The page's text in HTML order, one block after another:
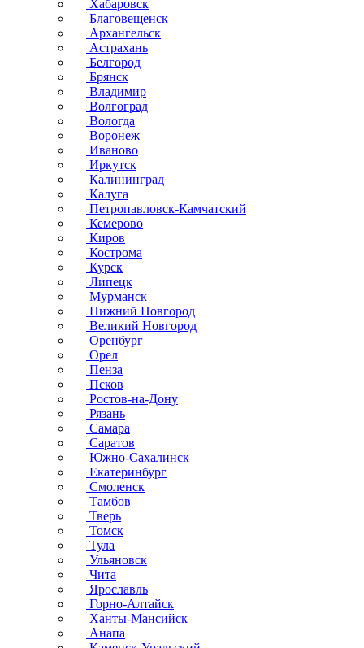
Хабаровск
Благовещенск
Архангельск
Астрахань
Белгород
Брянск
Владимир
Волгоград
Вологда
Воронеж
Иваново
Иркутск
Калининград
Калуга
Петропавловск-Камчатский
Кемерово
Киров
Кострома
Курск
Липецк
Мурманск
Нижний Новгород
Великий Новгород
Оренбург
Орел
Пенза
Псков
Ростов-на-Дону
Рязань
Самара
Саратов
Южно-Сахалинск
Екатеринбург
Смоленск
Тамбов
Тверь
Томск
Тула
Ульяновск
Чита
Ярославль
Горно-Алтайск
Ханты-Мансийск
Анапа